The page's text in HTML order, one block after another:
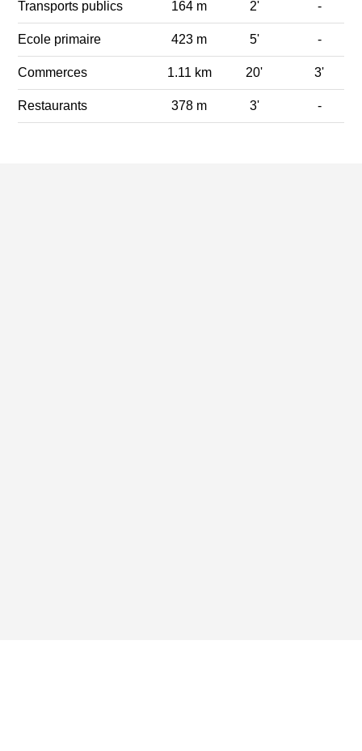
Transports publics 164 m 2' -
Ecole primaire 423 m 5' -
Commerces 1.11 km 20' 3'
Restaurants 378 m 3' -